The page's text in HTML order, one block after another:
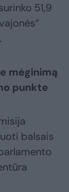
51,9
mėginimą
punkte
balsais